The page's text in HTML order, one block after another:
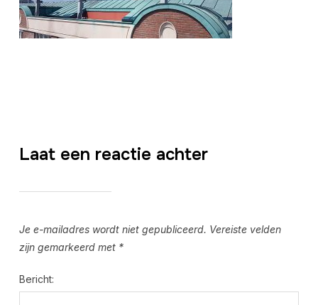
Laat een reactie achter
Je e-mailadres wordt niet gepubliceerd. Vereiste velden
zijn gemarkeerd met *
Bericht: